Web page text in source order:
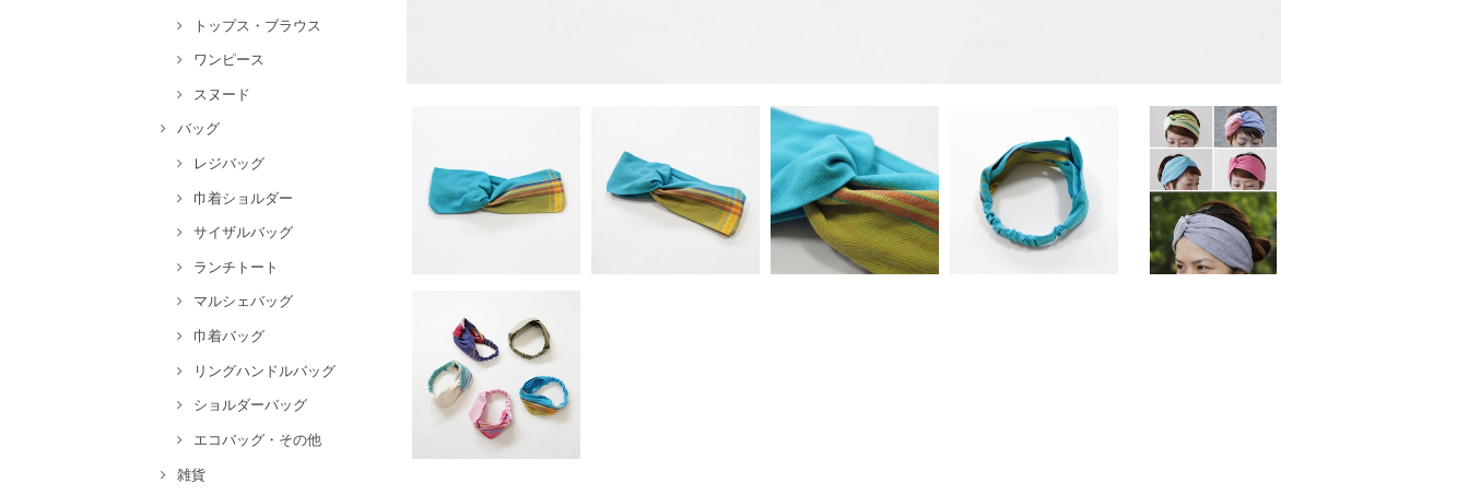
トップス・ブラウス
ワンピース
スヌード
バッグ
レジバッグ
巾着ショルダー
サイザルバッグ
ランチトート
マルシェバッグ
巾着バッグ
リングハンドルバッグ
ショルダーバッグ
エコバッグ・その他
雑貨